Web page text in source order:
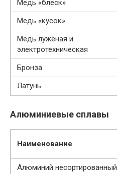
Медь «блеск»
Медь «кусок»
Медь лужёная и
электротехническая
Бронза
Латунь
Алюминиевые сплавы
Наименование
Алюминий несортированный